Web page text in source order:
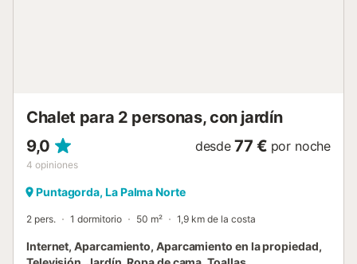
Chalet para 2 personas, con jardín
9,0
4 opiniones
desde 77 € por noche
Puntagorda, La Palma Norte
2 pers. 1 dormitorio 50 m² 1,9 km de la costa
Internet, Aparcamiento, Aparcamiento en la propiedad,